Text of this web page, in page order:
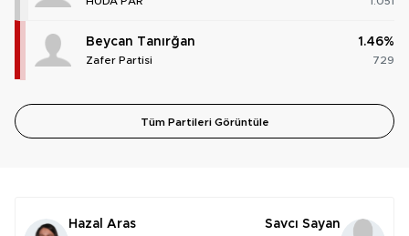
Beycan Tanırğan
Zafer Partisi
1.46%
729
Tüm Partileri Görüntüle
Hazal Aras Savcı Sayan